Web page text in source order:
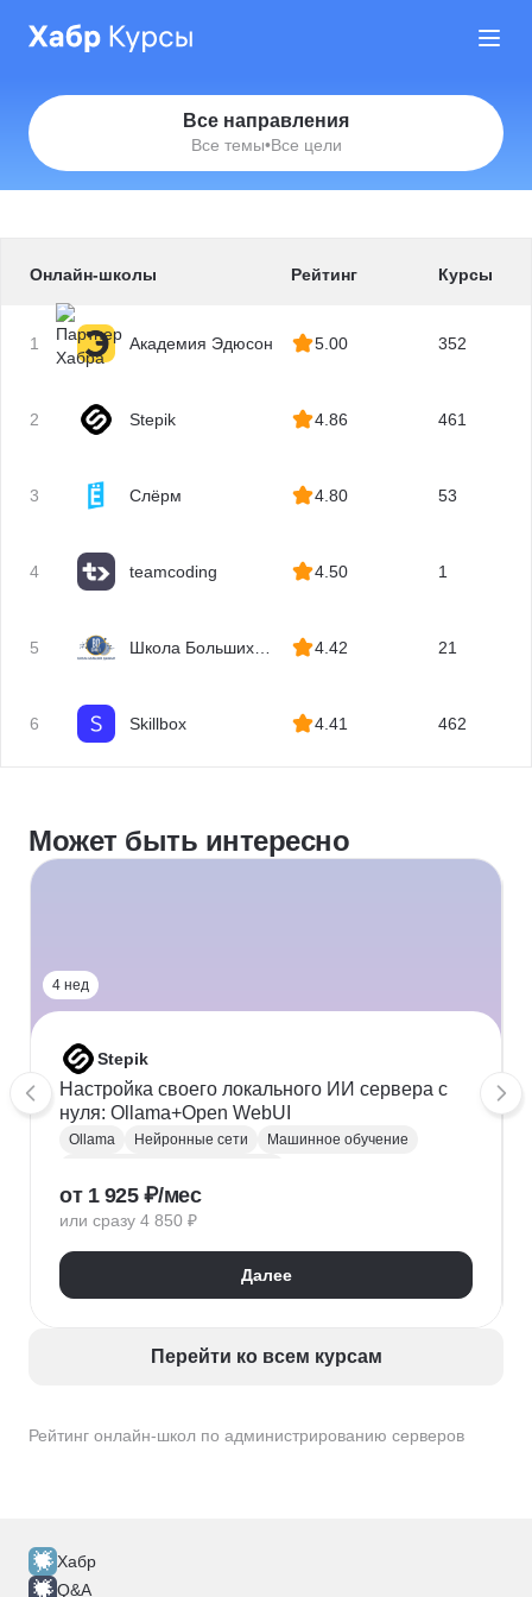
Все направления
Все темы•Все цели
Рейтинг онлайн-школ по администрированию серверов
Онлайн-школы Рейтинг Курсы
1 Академия Эдюсон 5.00 352
2 Stepik 4.86 461
3 Слёрм 4.80 53
4 teamcoding 4.50 1
5
Школа Больших
4.42 21
6 Skillbox 4.41 462
Может быть интересно
4 нед
Stepik
Настройка своего локального ИИ сервера с
нуля: Ollama+Open WebUI
Ollama Нейронные сети
Машинное обучение
Администрирование
от 1 925 ₽/мес
или сразу 4 850 ₽
Далее
Перейти ко всем курсам
Хабр
Q&A